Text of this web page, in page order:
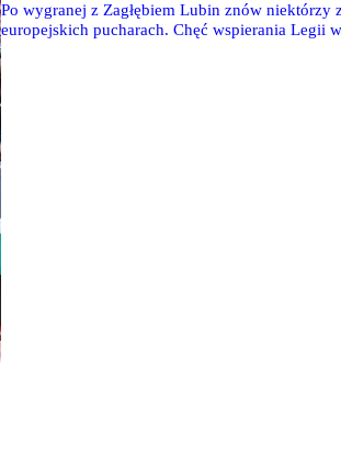
Po wygranej z Zagłębiem Lubin znów niektórzy
europejskich pucharach. Chęć wspierania Legii